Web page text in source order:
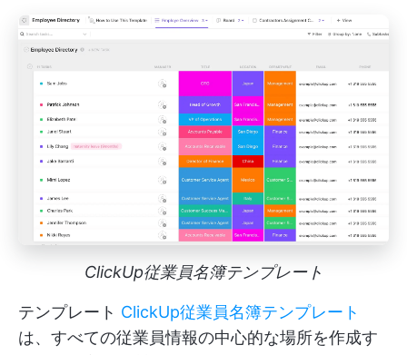
ClickUp従業員名簿テンプレート
テンプレート ClickUp従業員名簿テンプレート
は、すべての従業員情報の中心的な場所を作成す